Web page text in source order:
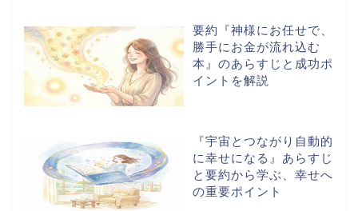
要約『神様にお任せで、
勝手にお金が流れ込む
本』のあらすじと成功ポ
イントを解説
『宇宙とつながり自動的
に幸せになる』あらすじ
と要約から学ぶ、幸せへ
の重要ポイント